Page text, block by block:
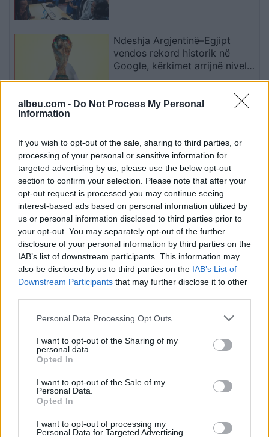
albeu.com - Do Not Process My Personal
Information
If you wish to opt-out of the sale, sharing to third parties, or
processing of your personal or sensitive information for
targeted advertising by us, please use the below opt-out
section to confirm your selection. Please note that after your
opt-out request is processed you may continue seeing
interest-based ads based on personal information utilized by
us or personal information disclosed to third parties prior to
your opt-out. You may separately opt-out of the further
disclosure of your personal information by third parties on the
IAB’s list of downstream participants. This information may
also be disclosed by us to third parties on the IAB’s List of
Downstream Participants that may further disclose it to other
Personal Data Processing Opt Outs
I want to opt-out of the Sharing of my
personal data.
Opted In
I want to opt-out of the Sale of my
Personal Data.
Opted In
I want to opt-out of processing my
Personal Data for Targeted Advertising.
Ndeshja Argjentinë–Egjipt
vendos rekord historik në
Google, kërkimet arrijnë nivele
të papara
Kina zbulon robotë humanoidë
shoqëri afatgjatë
Esim for Global
Esim for USA | Esim for Italy
for Turkey|Esim for Germany|Esim for Greece|